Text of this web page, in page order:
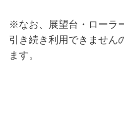
※なお、展望台・ローラ
引き続き利用できません
ます。